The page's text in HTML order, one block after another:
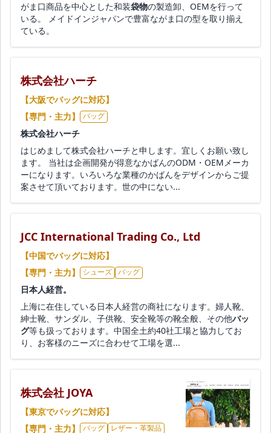
がま口商品を中心とした和装袋物の製造卸、OEMを行って
いる。 メイドインジャパンで豊富ながま口の型を取り揃え
ている。
株式会社ハーチ
【大阪でバッグに対応】
【専門・主力】
バッグ
株式会社ハーチ
はじめまして株式会社ハーチと申します。宜しくお願い致し
ます。 当社は企画開発が得意なかばんのODM・OEMメーカ
ーになります。いろいろな業種のかばんをデザインからご提
案させて頂いております。世の中にない...
JCC International Trading Co., Ltd
【中国でバッグに対応】
【専門・主力】
シューズ バッグ
日本人経営。
上海に在住している日本人経営の商社になります。婦人靴、
紳士靴、サンダル、子供靴、安全靴等の靴全般、その他バッ
グ等も扱っております。中国全土約40社工場と協力してお
り、お客様のニーズに合わせて工場を選...
株式会社 JOYA
【東京でバッグに対応】
【専門・主力】
バッグ レザー・革製品